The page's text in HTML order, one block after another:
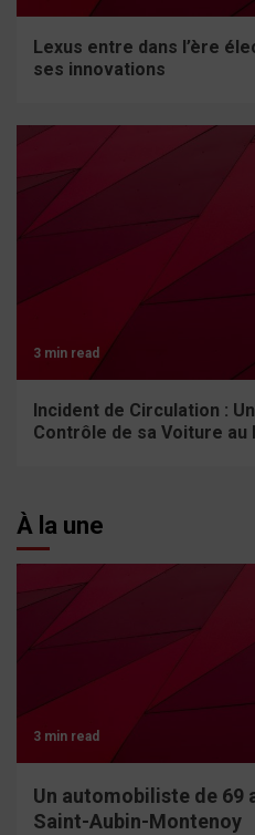
Lexus entre dans l’ère
ses innovations
3 min read
Incident de Circulation :
Contrôle de sa Voiture au
À la une
3 min read
Un automobiliste de 69
Saint-Aubin-Montenoy